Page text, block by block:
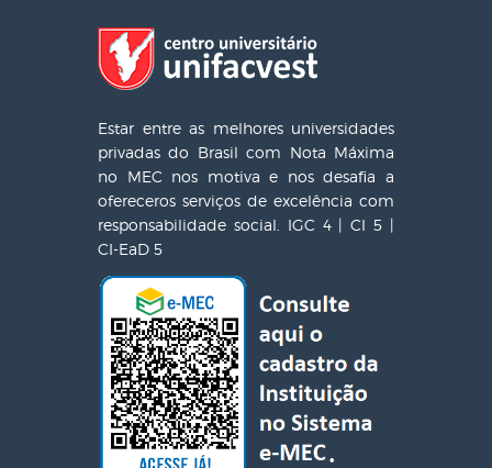
Estar entre as melhores universidades
privadas do Brasil com Nota Máxima
no MEC nos motiva e nos desafia a
ofereceros serviços de excelência com
responsabilidade social. IGC 4 | CI 5 |
CI-EaD 5